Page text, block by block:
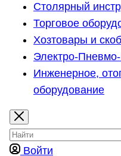
Столярный
Торговое
Хозтовары и
Электро-
Инженерное,
оборудование
Войти